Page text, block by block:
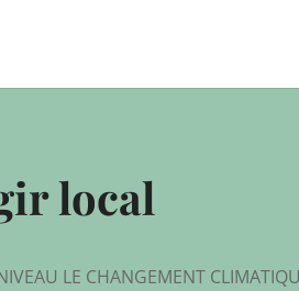
local
LE CHANGEMENT